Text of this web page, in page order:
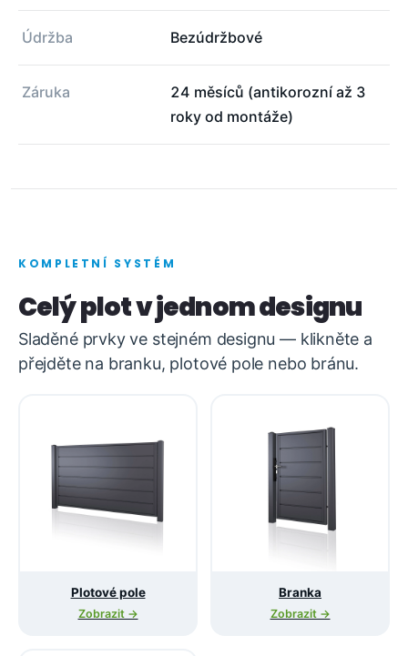
Údržba Bezúdržbové
Záruka
24 měsíců (antikorozní až 3
roky od montáže)
KOMPLETNÍ SYSTÉM
Celý plot v jednom designu
Sladěné prvky ve stejném designu — klikněte a
přejděte na branku, plotové pole nebo bránu.
Plotové pole
Zobrazit →
Branka
Zobrazit →